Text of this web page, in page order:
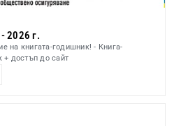
2026 г.
на книгата-годишник! - Книга-
+ достъп до сайт